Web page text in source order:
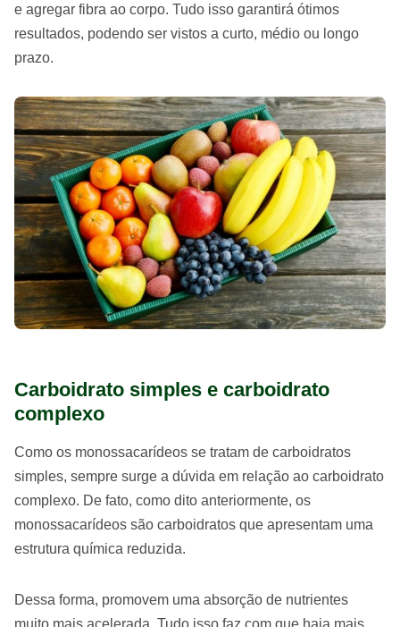
e agregar fibra ao corpo. Tudo isso garantirá ótimos
resultados, podendo ser vistos a curto, médio ou longo
prazo.
Carboidrato simples e carboidrato
complexo
Como os monossacarídeos se tratam de carboidratos
simples, sempre surge a dúvida em relação ao carboidrato
complexo. De fato, como dito anteriormente, os
monossacarídeos são carboidratos que apresentam uma
estrutura química reduzida.
Dessa forma, promovem uma absorção de nutrientes
muito mais acelerada. Tudo isso faz com que haja mais